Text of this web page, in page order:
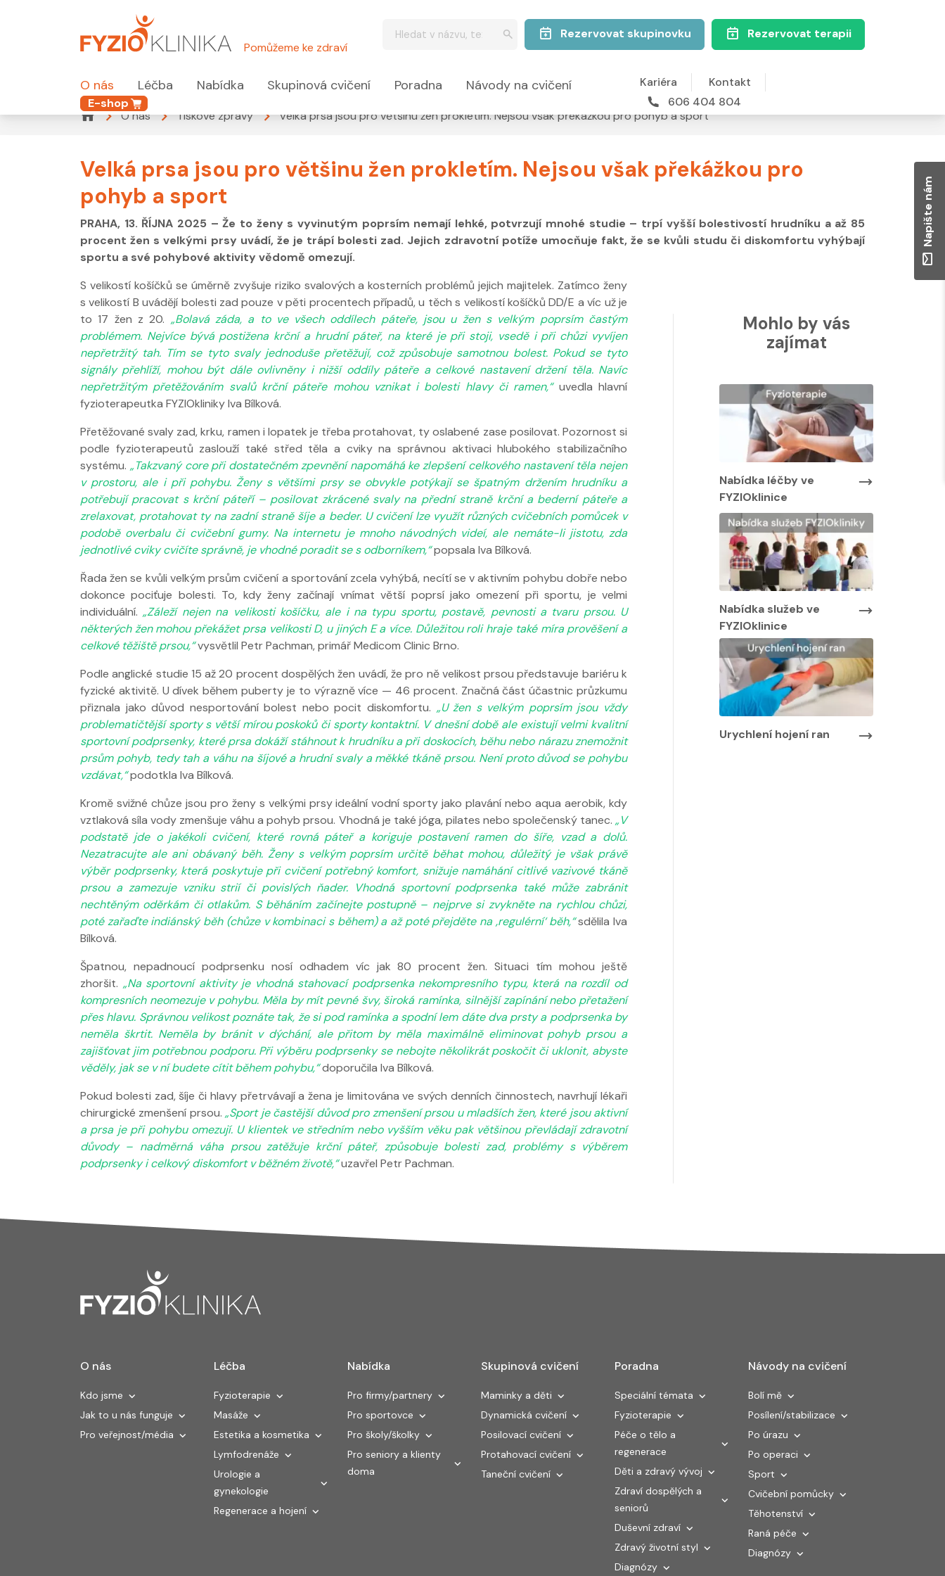
Pomůžeme ke zdraví
Rezervovat skupinovku Rezervovat terapii
O nás Léčba Nabídka Skupinová cvičení Poradna Návody na cvičení
E-shop
Kariéra
Kontakt
606 404 804
O nás
Tiskové zprávy Velká prsa jsou pro většinu žen prokletím. Nejsou však překážkou pro pohyb a sport
Velká prsa jsou pro většinu žen prokletím. Nejsou však překážkou pro
pohyb a sport
PRAHA, 13. ŘÍJNA 2025 – Že to ženy s vyvinutým poprsím nemají lehké, potvrzují mnohé studie – trpí vyšší bolestivostí hrudníku a až 85
procent žen s velkými prsy uvádí, že je trápí bolesti zad. Jejich zdravotní potíže umocňuje fakt, že se kvůli studu či diskomfortu vyhýbají
sportu a své pohybové aktivity vědomě omezují.
S velikostí košíčků se úměrně zvyšuje riziko svalových a kosterních problémů jejich majitelek. Zatímco ženy
s velikostí B uvádějí bolesti zad pouze v pěti procentech případů, u těch s velikostí košíčků DD/E a víc už je
to 17 žen z 20. „Bolavá záda, a to ve všech oddílech páteře, jsou u žen s velkým poprsím častým
problémem. Nejvíce bývá postižena krční a hrudní páteř, na které je při stoji, vsedě i při chůzi vyvíjen
nepřetržitý tah. Tím se tyto svaly jednoduše přetěžují, což způsobuje samotnou bolest. Pokud se tyto
signály přehlíží, mohou být dále ovlivněny i nižší oddíly páteře a celkové nastavení držení těla. Navíc
nepřetržitým přetěžováním svalů krční páteře mohou vznikat i bolesti hlavy či ramen,“ uvedlahlavní
fyzioterapeutka FYZIOkliniky Iva Bílková.
Přetěžované svaly zad, krku, ramen i lopatek je třeba protahovat, ty oslabené zase posilovat. Pozornost si
podle fyzioterapeutů zaslouží také střed těla a cviky na správnou aktivaci hlubokého stabilizačního
systému. „Takzvaný core při dostatečném zpevnění napomáhá ke zlepšení celkového nastavení těla nejen
v prostoru, ale i při pohybu. Ženy s většími prsy se obvykle potýkají se špatným držením hrudníku a
potřebují pracovat s krční páteří – posilovat zkrácené svaly na přední straně krční a bederní páteře a
zrelaxovat, protahovat ty na zadní straně šíje a beder. U cvičení lze využít různých cvičebních pomůcek v
podobě overbalu či cvičební gumy. Na internetu je mnoho návodných videí, ale nemáte-li jistotu, zda
jednotlivé cviky cvičíte správně, je vhodné poradit se s odborníkem,“popsala Iva Bílková.
Řada žen se kvůli velkým prsům cvičení a sportování zcela vyhýbá, necítí se v aktivním pohybu dobře nebo
dokonce pociťuje bolesti. To, kdy ženy začínají vnímat větší poprsí jako omezení při sportu, je velmi
individuální.„Záleží nejen na velikosti košíčku, ale i na typu sportu, postavě, pevnosti a tvaru prsou. U
některých žen mohou překážet prsa velikosti D, u jiných E a více. Důležitou roli hraje také míra prověšení a
celkové těžiště prsou,“vysvětlil Petr Pachman, primář Medicom Clinic Brno.
Podle anglické studie 15 až 20 procent dospělých žen uvádí, že pro ně velikost prsou představuje bariéru k
fyzické aktivitě. U dívek během puberty je to výrazně více — 46 procent. Značná část účastnic průzkumu
přiznala jako důvod nesportování bolest nebo pocit diskomfortu. „U žen s velkým poprsím jsou vždy
problematičtější sporty s větší mírou poskoků či sporty kontaktní. V dnešní době ale existují velmi kvalitní
sportovní podprsenky, které prsa dokáží stáhnout k hrudníku a při doskocích, běhu nebo nárazu znemožnit
prsům pohyb, tedy tah a váhu na šíjové a hrudní svaly a měkké tkáně prsou. Není proto důvod se pohybu
vzdávat,“podotkla Iva Bílková.
Kromě svižné chůze jsou pro ženy s velkými prsy ideální vodní sporty jako plavání nebo aqua aerobik, kdy
vztlaková síla vody zmenšuje váhu a pohyb prsou. Vhodná je také jóga, pilates nebo společenský tanec. „V
podstatě jde o jakékoli cvičení, které rovná páteř a koriguje postavení ramen do šíře, vzad a dolů.
Nezatracujte ale ani obávaný běh. Ženy s velkým poprsím určitě běhat mohou, důležitý je však právě
výběr podprsenky, která poskytuje při cvičení potřebný komfort, snižuje namáhání citlivé vazivové tkáně
prsou a zamezuje vzniku strií či povislých ňader. Vhodná sportovní podprsenka také může zabránit
nechtěným oděrkám či otlakům. S běháním začínejte postupně – nejprve si zvykněte na rychlou chůzi,
poté zařaďte indiánský běh (chůze v kombinaci s během) a až poté přejděte na ‚regulérní‘ běh,“ sdělila Iva
Bílková.
Špatnou, nepadnoucí podprsenku nosí odhadem víc jak 80 procent žen. Situaci tím mohou ještě
zhoršit. „Na sportovní aktivity je vhodná stahovací podprsenka nekompresního typu, která na rozdíl od
kompresních neomezuje v pohybu. Měla by mít pevné švy, široká ramínka, silnější zapínání nebo přetažení
přes hlavu. Správnou velikost poznáte tak, že si pod ramínka a spodní lem dáte dva prsty a podprsenka by
neměla škrtit. Neměla by bránit v dýchání, ale přitom by měla maximálně eliminovat pohyb prsou a
zajišťovat jim potřebnou podporu. Při výběru podprsenky se nebojte několikrát poskočit či uklonit, abyste
věděly, jak se v ní budete cítit během pohybu,“doporučila Iva Bílková.
Pokud bolesti zad, šíje či hlavy přetrvávají a žena je limitována ve svých denních činnostech, navrhují lékaři
chirurgické zmenšení prsou.„Sport je častější důvod pro zmenšení prsou u mladších žen, které jsou aktivní
a prsa je při pohybu omezují. U klientek ve středním nebo vyšším věku pak většinou převládají zdravotní
důvody – nadměrná váha prsou zatěžuje krční páteř, způsobuje bolesti zad, problémy s výběrem
podprsenky i celkový diskomfort v běžném životě,“uzavřel Petr Pachman.
Mohlo by vás
zajímat
Nabídka léčby ve
FYZIOklinice
Nabídka léčby ve
FYZIOklinice
Nabídka léčby ve
FYZIOklinice
Nabídka léčby ve
FYZIOklinice
Nabídka služeb ve
FYZIOklinice
Urychlení hojení ran
Napište nám
O nás
Kdo jsme
Jak to u nás funguje
Pro veřejnost/média
Léčba
Fyzioterapie
Masáže
Estetika a kosmetika
Lymfodrenáže
Urologie a
gynekologie
Regenerace a hojení
Nabídka
Pro firmy/partnery
Pro sportovce
Pro školy/školky
Pro seniory a klienty
doma
Skupinová cvičení
Maminky a děti
Dynamická cvičení
Posilovací cvičení
Protahovací cvičení
Taneční cvičení
Poradna
Speciální témata
Fyzioterapie
Péče o tělo a
regenerace
Děti a zdravý vývoj
Zdraví dospělých a
seniorů
Duševní zdraví
Zdravý životní styl
Diagnózy
Návody na cvičení
Bolí mě
Posílení/stabilizace
Po úrazu
Po operaci
Sport
Cvičební pomůcky
Těhotenství
Raná péče
Diagnózy